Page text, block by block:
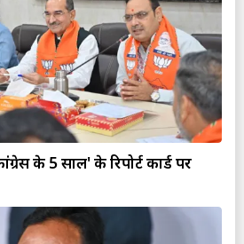
के 5 साल' के रिपोर्ट कार्ड पर